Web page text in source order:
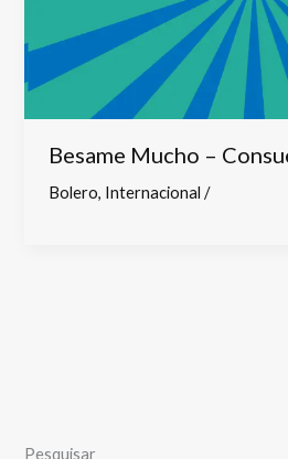
Pesquisar
Besame Mucho –
Bolero, Internacional /